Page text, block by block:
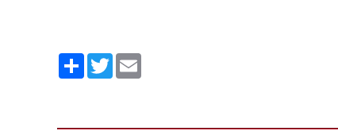
Condividi
Twitter